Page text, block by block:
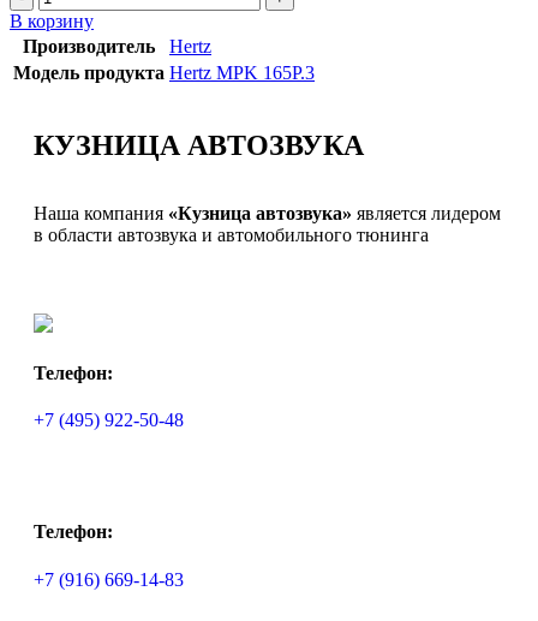
В корзину
Производитель
Hertz
Модель продукта Hertz MPK 165P.3
КУЗНИЦА АВТОЗВУКА
Наша компания «Кузница автозвука» является лидером
в области автозвука и автомобильного тюнинга
Телефон:
+7 (495) 922-50-48
Телефон:
+7 (916) 669-14-83